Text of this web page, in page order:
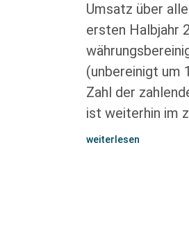
Umsatz über
ersten Halbjahr
(unbereinigt um
Zahl der
ist weiterhin im
weiterlesen